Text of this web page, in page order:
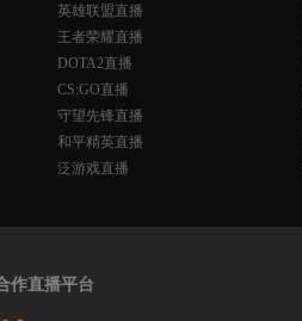
英雄联盟直播
王者荣耀直播
DOTA2直播
CS:GO直播
守望先锋直播
和平精英直播
泛游戏直播
作直播平台